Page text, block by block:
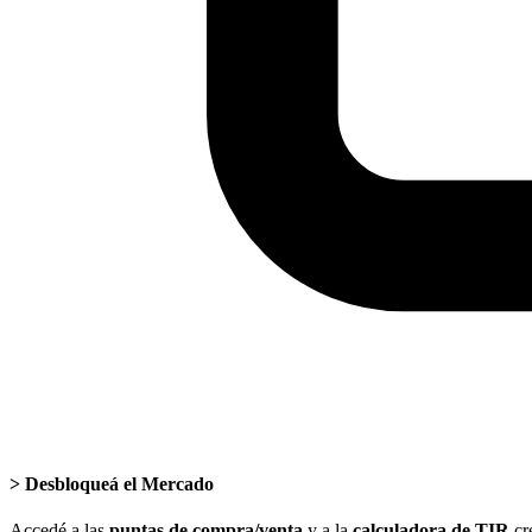
> Desbloqueá el Mercado